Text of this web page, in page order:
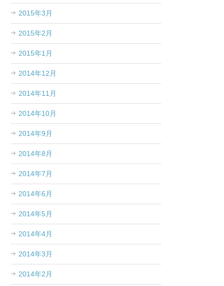
2015年3月
2015年2月
2015年1月
2014年12月
2014年11月
2014年10月
2014年9月
2014年8月
2014年7月
2014年6月
2014年5月
2014年4月
2014年3月
2014年2月